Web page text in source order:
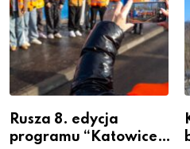
Rusza 8. edycja
programu “Katowice